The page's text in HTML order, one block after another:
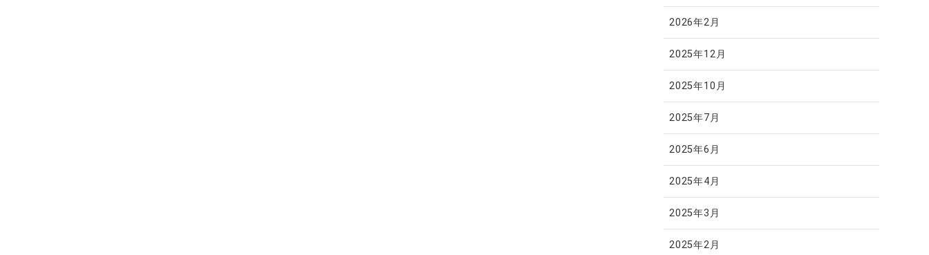
2026年2月
2025年12月
2025年10月
2025年7月
2025年6月
2025年4月
2025年3月
2025年2月